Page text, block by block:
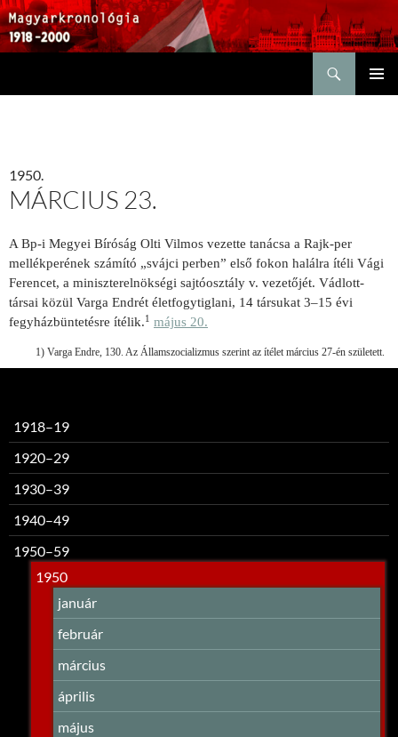
1950.
MÁRCIUS 23.
A Bp-i Megyei Bíróság Olti Vilmos vezette tanácsa a Rajk-per
mellékperének számító „svájci perben” első fokon halálra ítéli Vági
Ferencet, a miniszterelnökségi sajtóosztály v. vezetőjét. Vádlott-
társai közül Varga Endrét életfogytiglani, 14 társukat 3–15 évi
fegyházbüntetésre ítélik.1 május 20.
1) Varga Endre, 130. Az Államszocializmus szerint az ítélet március 27-én született.
1918–19
1920–29
1930–39
1940–49
1950–59
1950
január
február
március
április
május